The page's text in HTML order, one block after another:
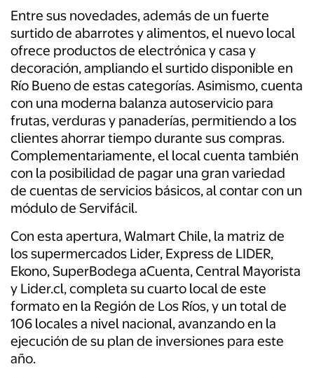
Entre sus novedades, además de un fuerte
surtido de abarrotes y alimentos, el nuevo local
ofrece productos de electrónica y casa y
decoración, ampliando el surtido disponible en
Río Bueno de estas categorías. Asimismo, cuenta
con una moderna balanza autoservicio para
frutas, verduras y panaderías, permitiendo a los
clientes ahorrar tiempo durante sus compras.
Complementariamente, el local cuenta también
con la posibilidad de pagar una gran variedad
de cuentas de servicios básicos, al contar con un
módulo de Servifácil.
Con esta apertura, Walmart Chile, la matriz de
los supermercados Lider, Express de LIDER,
Ekono, SuperBodega aCuenta, Central Mayorista
y Lider.cl, completa su cuarto local de este
formato en la Región de Los Ríos, y un total de
106 locales a nivel nacional, avanzando en la
ejecución de su plan de inversiones para este
año.